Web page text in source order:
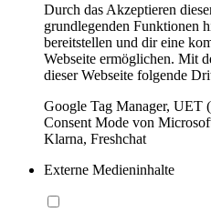
Durch das Akzeptieren
grundlegenden Funktionen
bereitstellen und dir eine
Webseite ermöglichen. Mit
dieser Webseite folgende
Google Tag Manager, UET
Consent Mode von
Klarna, Freshchat
Externe Medieninhalte